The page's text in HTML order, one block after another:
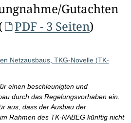
Gutachten
PDF - 3 Seiten)
Netzausbaus, TKG-Novelle (TK-
einen beschleunigten und
durch das Regelungsvorhaben ein.
aus, dass der Ausbau der
Rahmen des TK-NABEG künftig nicht